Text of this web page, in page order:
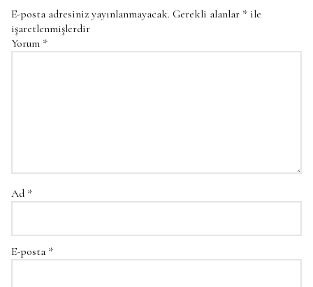
E-posta adresiniz yayınlanmayacak. Gerekli alanlar * ile
işaretlenmişlerdir
Yorum *
Ad *
E-posta *